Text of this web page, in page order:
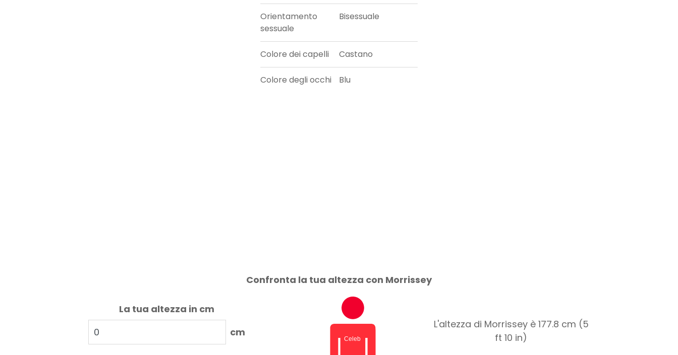
Orientamento
sessuale
Bisessuale
Colore dei capelli Castano
Colore degli occhi Blu
Confronta la tua altezza con Morrissey
La tua altezza in cm
cm
L'altezza di Morrissey è 177.8 cm (5
ft 10 in)